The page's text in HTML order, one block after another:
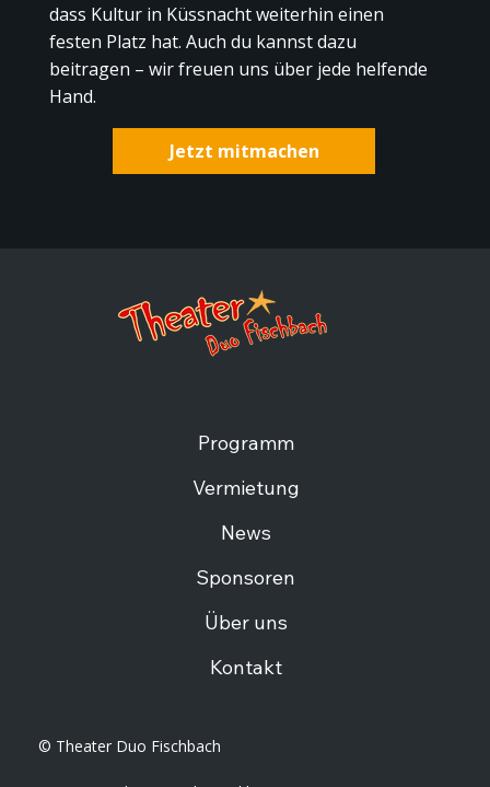
dass Kultur in Küssnacht weiterhin einen
festen Platz hat. Auch du kannst dazu
beitragen – wir freuen uns über jede helfende
Hand.
Jetzt mitmachen
Programm
Vermietung
News
Sponsoren
Über uns
Kontakt
© Theater Duo Fischbach